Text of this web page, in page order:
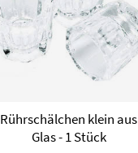
Rührschälchen klein aus
Glas - 1 Stück